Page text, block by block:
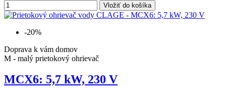
Vložiť do košíka
-20%
Doprava k vám domov
M - malý prietokový ohrievač
MCX6: 5,7 kW, 230 V